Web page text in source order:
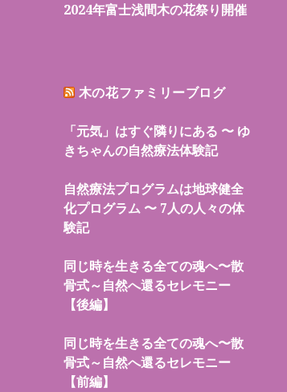
2024年富士浅間木の花祭り開催
木の花ファミリーブログ
「元気」はすぐ隣りにある 〜 ゆ
きちゃんの自然療法体験記
自然療法プログラムは地球健全
化プログラム 〜 7人の人々の体
験記
同じ時を生きる全ての魂へ〜散
骨式～自然へ還るセレモニー
【後編】
同じ時を生きる全ての魂へ〜散
骨式～自然へ還るセレモニー
【前編】